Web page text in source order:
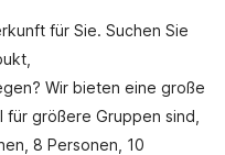
für Sie. Suchen Sie
Wir bieten eine große
größere Gruppen sind,
8 Personen, 10